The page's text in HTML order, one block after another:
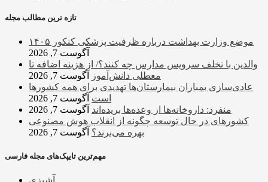
تازه ترین مطالب مجله
موضع وزارت بهداشت درباره ظرفیت پزشکی کنکور ۱۴۰۵
آگوست 7, 2026
والدین با تخلف سرویس مدارس چه کنند؟/ از هزینه اضافه تا
معطلی دانش‌آموز
آگوست 7, 2026
عادی‌سازی بمباران بیمارستان‌ها تهدیدی برای همه کشورها
است آگوست 7, 2026
منفرد: داروخانه‌ها از وعده‌ها بریده‌اند آگوست 7, 2026
کشورهای در حال توسعه چگونه از انقلاب هوش مصنوعی
بهره می‌برند؟ آگوست 7, 2026
مهم‌ترین تایپک‌های مجله فارسی
آشپزی